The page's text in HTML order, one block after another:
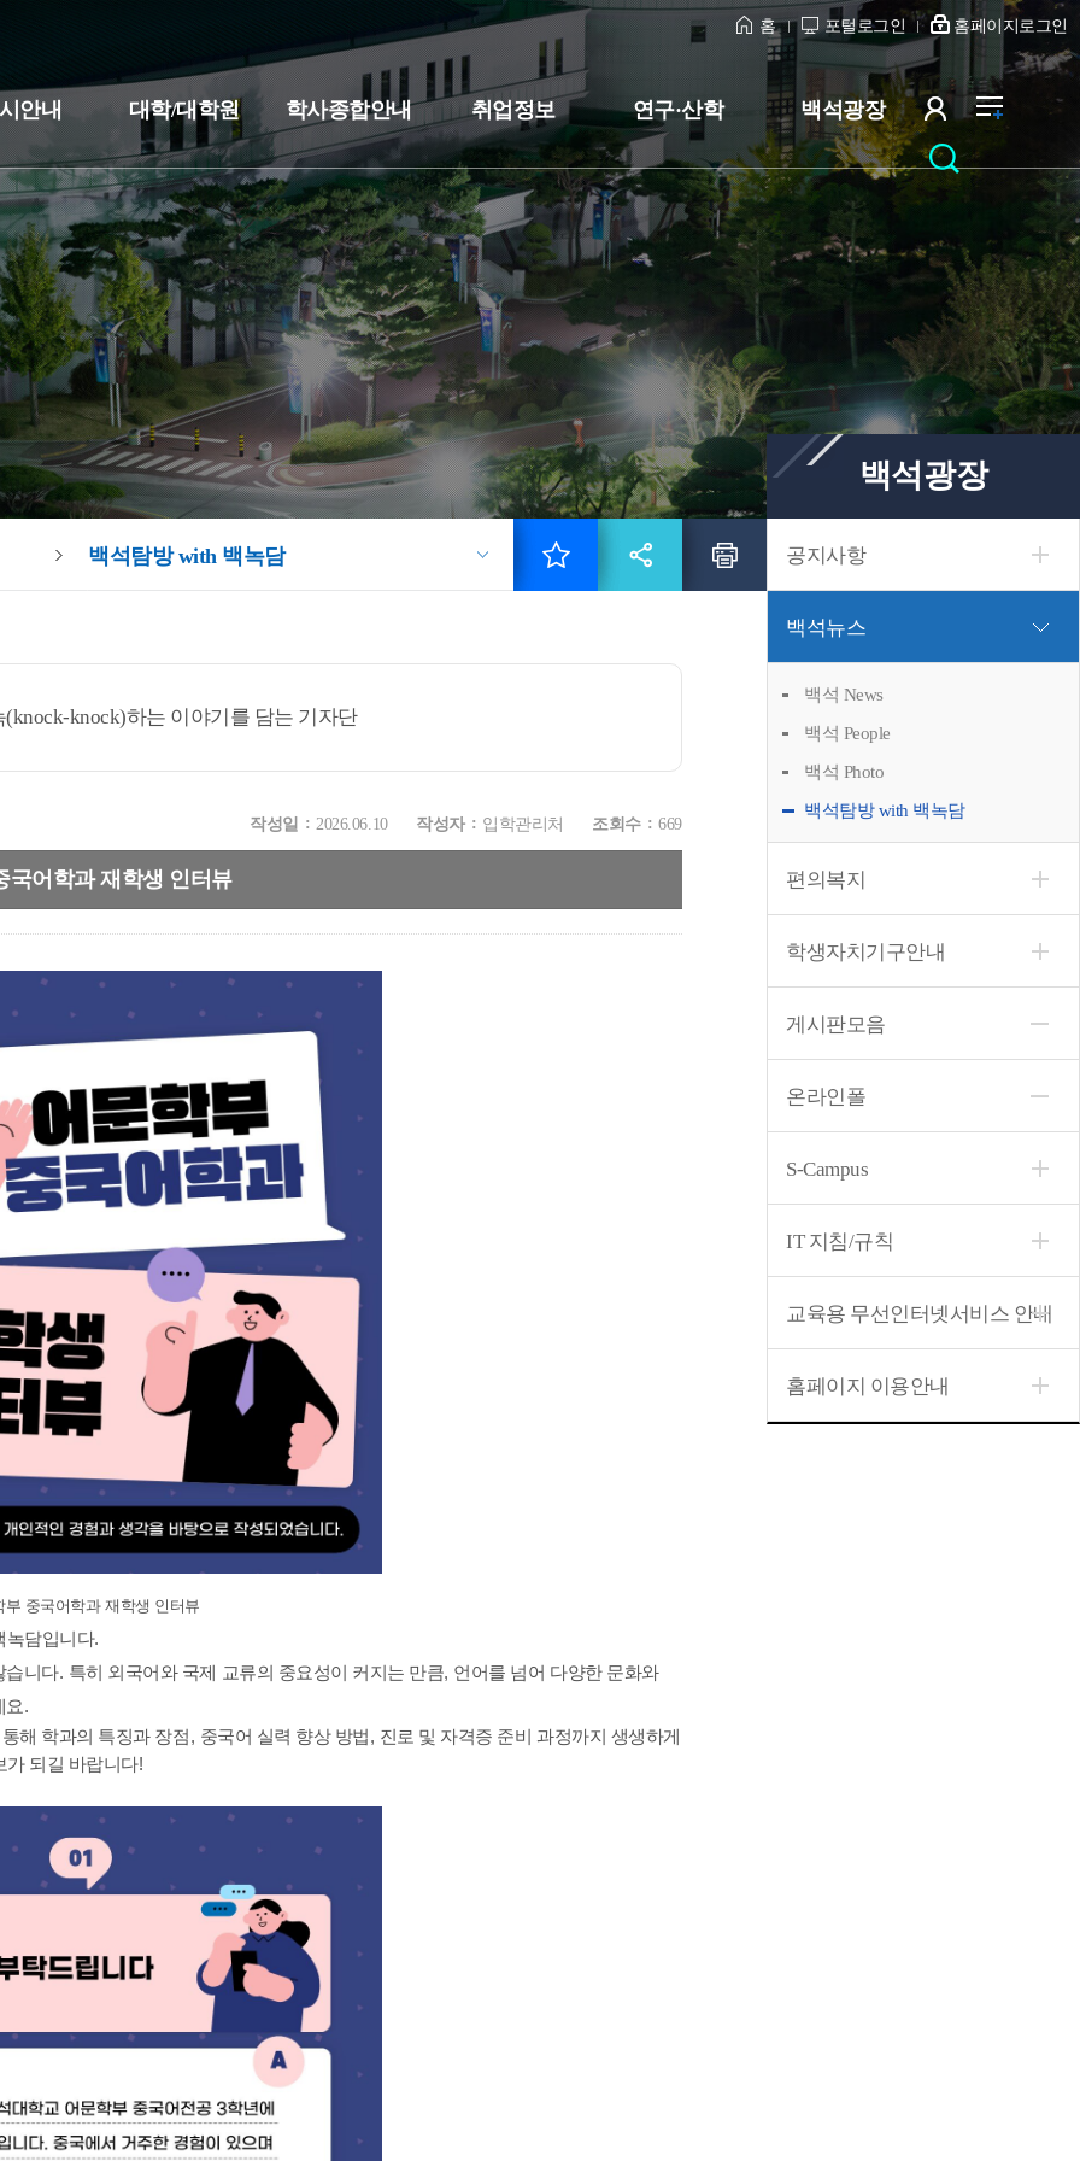
홈 포털로그인 홈페이지로그인
안내 대학/대학원 학사종합안내 취업정보 연구·산학 백석광장
백석광장
공지사항
백석뉴스
백석 News
백석 People
백석 Photo
백석탐방 with 백녹담
편의복지
학생자치기구안내
게시판모음
온라인폴
S-Campus
IT 지침/규칙
교육용 무선인터넷서비스 안내
홈페이지 이용안내
백석탐방 with 백녹담
knock)하는 이야기를 담는 기자단
작성일 2026.06.10 작성자 입학관리처 조회수 669
국어학과 재학생 인터뷰
부 중국어학과 재학생 인터뷰
녹담입니다.
습니다. 특히 외국어와 국제 교류의 중요성이 커지는 만큼, 언어를 넘어 다양한 문화와
요.
해 학과의 특징과 장점, 중국어 실력 향상 방법, 진로 및 자격증 준비 과정까지 생생하게
가 되길 바랍니다!